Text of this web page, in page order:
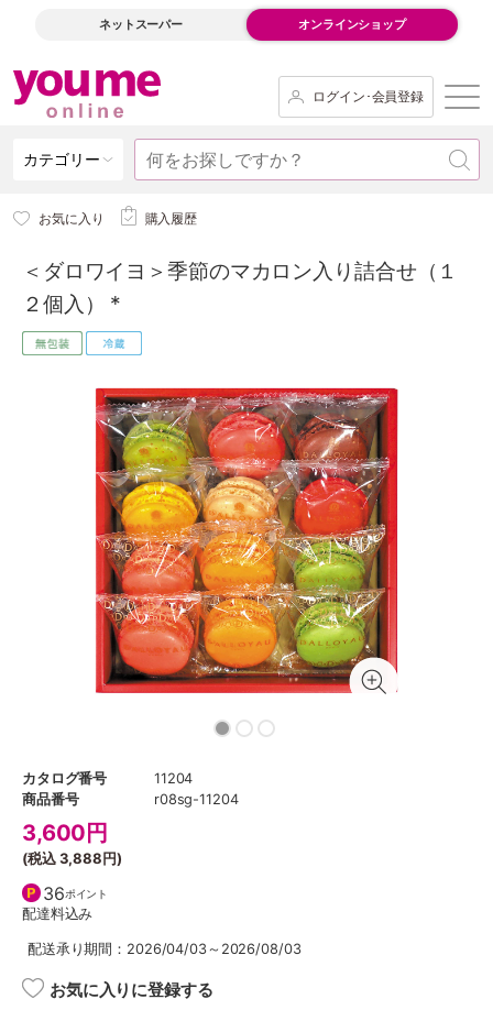
ネットスーパー オンラインショップ
ログイン･会員登録
カテゴリー
お気に入り 購入履歴
＜ダロワイヨ＞季節のマカロン入り詰合せ（１
２個入） *
カタログ番号
11204
商品番号
r08sg-11204
3,600 円
(税込3,888円)
36ポイント
配達料込み
配送承り期間：2026/04/03～2026/08/03
お気に入りに登録する